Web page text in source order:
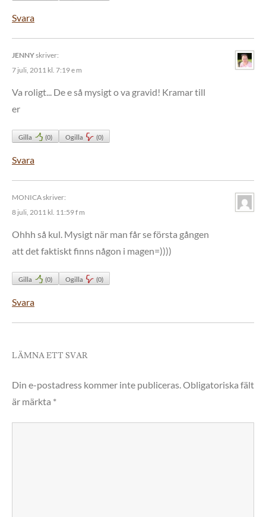
Svara
JENNYskriver:
7 juli, 2011 kl. 7:19 e m
Va roligt... De e så mysigt o va gravid! Kramar till
er
Gilla (0) Ogilla (0)
Svara
MONICAskriver:
8 juli, 2011 kl. 11:59 f m
Ohhh så kul. Mysigt när man får se första gången
att det faktiskt finns någon i magen=))))
Gilla (0) Ogilla (0)
Svara
LÄMNA ETT SVAR
Din e-postadress kommer inte publiceras.Obligatoriska fält
är märkta *